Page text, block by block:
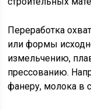
Переработка
или формы
измельчению,
прессованию.
фанеру, молока в